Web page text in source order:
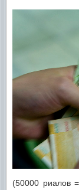
(50000 риалов